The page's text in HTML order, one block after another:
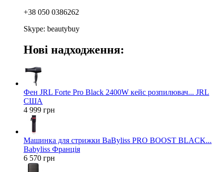
+38 050 0386262
Skype: beautybuy
Нові надходження:
Фен JRL Forte Pro Black 2400W кейс розпилювач... JRL
США
4 999 грн
Машинка для стрижки BaByliss PRO BOOST BLACK...
Babyliss Франція
6 570 грн